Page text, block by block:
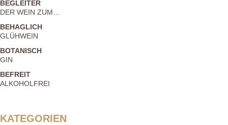
BEGLEITER
DER WEIN ZUM…
BEHAGLICH
GLÜHWEIN
BOTANISCH
GIN
BEFREIT
ALKOHOLFREI
KATEGORIEN